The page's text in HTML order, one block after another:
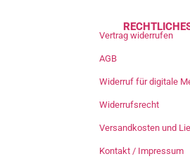
Vertrag widerrufen
AGB
Widerruf für digitale
Widerrufsrecht
Versandkosten und
Kontakt / Impressum